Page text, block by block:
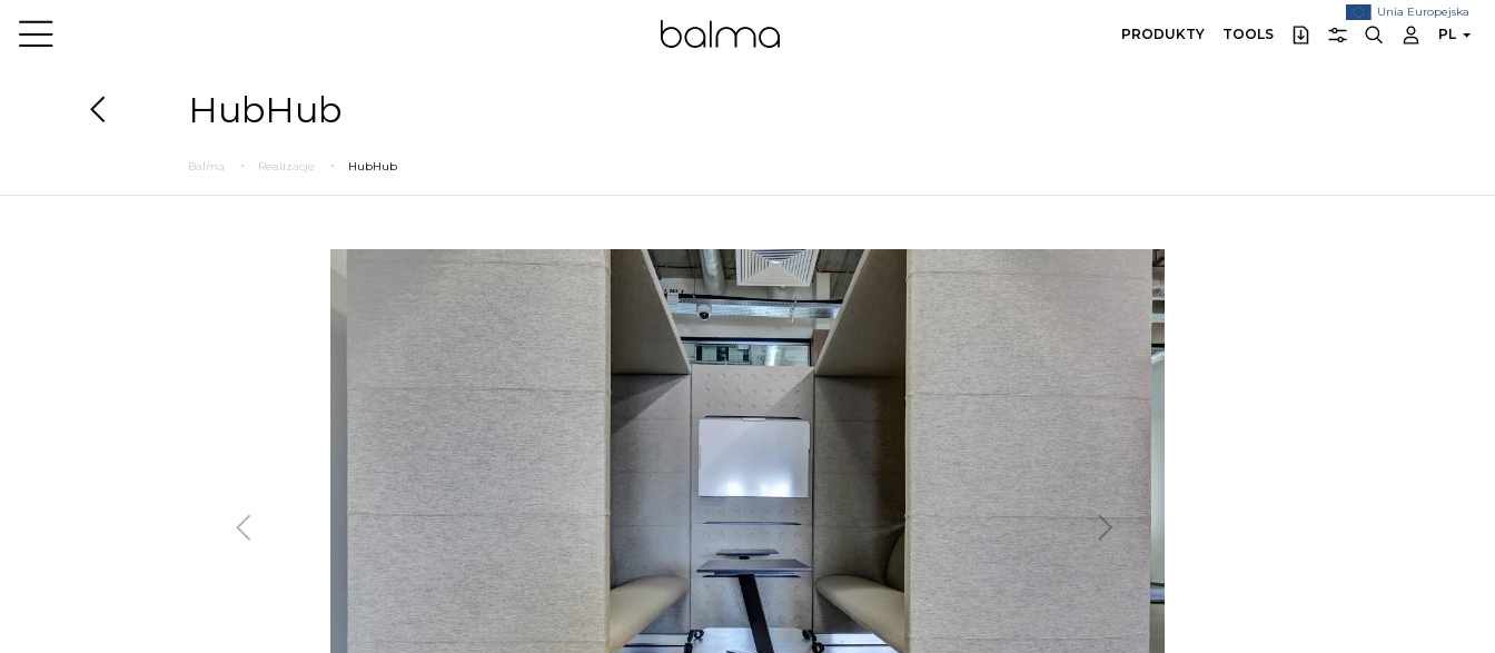
Unia Europejska
PRODUKTY TOOLS PL
HubHub
Balma Realizacje HubHub
Poprzedni Następny